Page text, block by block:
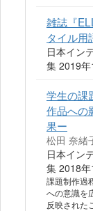
雑誌『
タイル用
日本イン
集 2019年
学生の課
作品への
果ー
松田 奈緒
日本イン
集 2018
課題制作過
への意識を
反映された